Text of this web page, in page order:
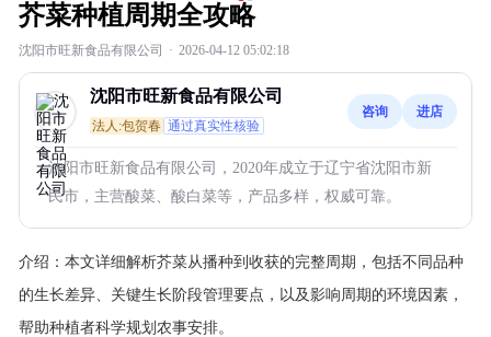
芥菜种植周期全攻略
沈阳市旺新食品有限公司 · 2026-04-12 05:02:18
沈阳市旺新食品有限公司
法人:包贺春 通过真实性核验
咨询 进店
沈阳市旺新食品有限公司，2020年成立于辽宁省沈阳市新
民市，主营酸菜、酸白菜等，产品多样，权威可靠。
介绍： 本文详细解析芥菜从播种到收获的完整周期，包括不同品种
的生长差异、关键生长阶段管理要点，以及影响周期的环境因素，
帮助种植者科学规划农事安排。